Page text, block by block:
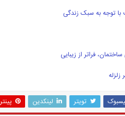
با توجه به سبک زندگی
فراتر از زیبایی
زلزله
تویتر لینکدین